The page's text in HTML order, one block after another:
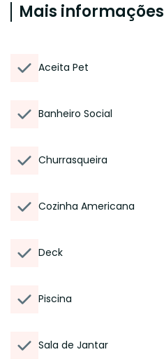
Mais informações
Aceita Pet
Banheiro Social
Churrasqueira
Cozinha Americana
Deck
Piscina
Sala de Jantar